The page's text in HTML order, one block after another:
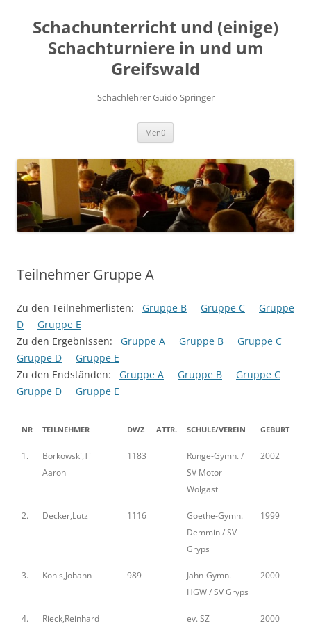
springen
Schachunterricht und (einige)
Schachturniere in und um
Greifswald
Schachlehrer Guido Springer
Menü
Teilnehmer Gruppe A
Zu den Teilnehmerlisten: Gruppe B Gruppe C
Gruppe
D
Gruppe E
Zu den Ergebnissen: Gruppe A Gruppe B
Gruppe C
Gruppe D
Gruppe E
Zu den Endständen: Gruppe A Gruppe B
Gruppe C
Gruppe D
Gruppe E
NR TEILNEHMER DWZ ATTR. SCHULE/VEREIN GEBURT
1.
Borkowski,Till
Aaron
1183
Runge-Gymn. /
SV Motor
Wolgast
2002
2. Decker,Lutz 1116
Goethe-Gymn.
Demmin / SV
Gryps
1999
3. Kohls,Johann 989
Jahn-Gymn.
HGW / SV Gryps
2000
4. Rieck,Reinhard ev. SZ 2000